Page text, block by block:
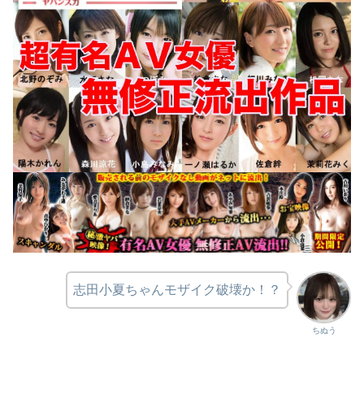
ちぬう
志田小夏ちゃんモザイク破壊か！？